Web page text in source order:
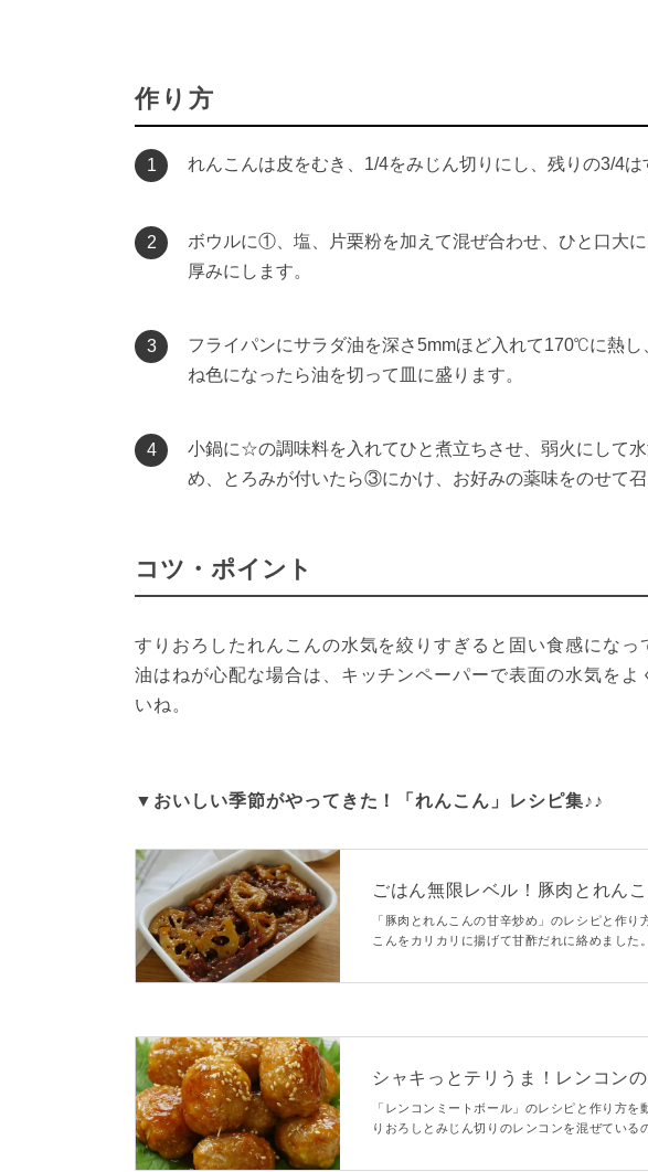
作り方
1 れんこんは皮をむき、1/4をみじん切りにし、残りの3/4は
2
ボウルに①、塩、片栗粉を加えて混ぜ合わせ、ひと口大
厚みにします。
3
フライパンにサラダ油を深さ5mmほど入れて170℃に熱
ね色になったら油を切って皿に盛ります。
4
小鍋に☆の調味料を入れてひと煮立ちさせ、弱火にして
め、とろみが付いたら③にかけ、お好みの薬味をのせて
コツ・ポイント
すりおろしたれんこんの水気を絞りすぎると固い食感になっ
油はねが心配な場合は、キッチンペーパーで表面の水気をよ
いね。
▼おいしい季節がやってきた！「れんこん」レシピ集♪♪
ごはん無限レベル！豚肉とれん
き】
「豚肉とれんこんの甘辛炒め」のレシピと作
こんをカリカリに揚げて甘酢だれに絡めました
シャキっとテリうま！レンコン
「レンコンミートボール」のレシピと作り方
りおろしとみじん切りのレンコンを混ぜている